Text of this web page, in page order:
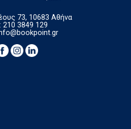
73, 10683 Αθήνα
210 3849 129